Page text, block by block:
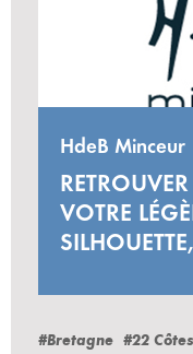
HdeB Minceur
VOTRE
#Bretagne #22